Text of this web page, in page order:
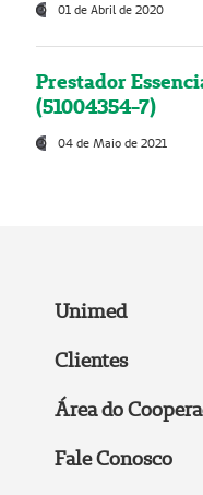
01 de Abril de 2020
Prestador
(51004354-7)
04 de Maio de 2021
Unimed
Clientes
Área do
Fale Conosco